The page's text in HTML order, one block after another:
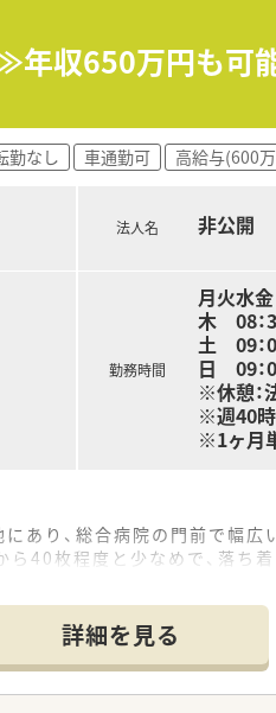
年収650万円も可
勤なし 車通勤可 高給与(600
法人名 非公開
勤務時間
月火水
木 08：
土 09：
日 09：
※休憩：
※週40
※1ヶ月
あり、総合病院の門前で幅広
40枚程度と少なめで、落ち着
業務や監査、服薬指導などを
定されますが、最大で550万
じた昇給制度もあるためモチ
詳細を見る